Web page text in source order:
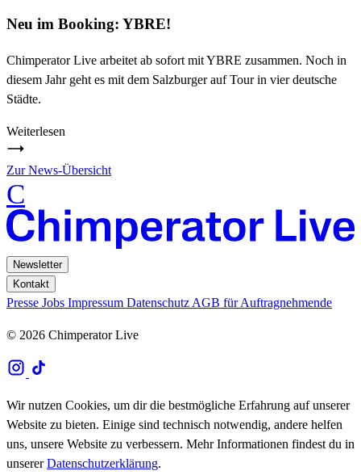
Neu im Booking: YBRE!
Chimperator Live arbeitet ab sofort mit YBRE zusammen. Noch in
diesem Jahr geht es mit dem Salzburger auf Tour in vier deutsche
Städte.
Weiterlesen
Zur News-Übersicht
C
Newsletter
Kontakt
Presse Jobs Impressum Datenschutz AGB für Auftragnehmende
© 2026 Chimperator Live
Wir nutzen Cookies, um dir die bestmögliche Erfahrung auf unserer
Website zu bieten. Einige sind technisch notwendig, andere helfen
uns, unsere Website zu verbessern. Mehr Informationen findest du in
unsererDatenschutzerklärung.